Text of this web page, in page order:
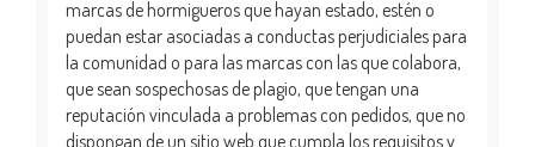
marcas de hormigueros que hayan estado, estén o
puedan estar asociadas a conductas perjudiciales para
la comunidad o para las marcas con las que colabora,
que sean sospechosas de plagio, que tengan una
reputación vinculada a problemas con pedidos, que no
dispongan de un sitio web que cumpla los requisitos y